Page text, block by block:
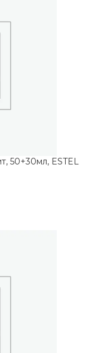
50+30мл, ESTEL